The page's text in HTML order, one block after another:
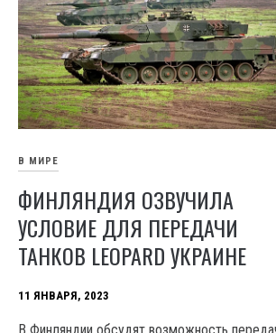
В МИРЕ
ФИНЛЯНДИЯ ОЗВУЧИЛА
УСЛОВИЕ ДЛЯ ПЕРЕДАЧИ
ТАНКОВ LEOPARD УКРАИНЕ
11 ЯНВАРЯ, 2023